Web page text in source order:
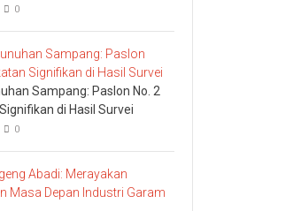
0
Sampang: Paslon No. 2
di Hasil Survei
0